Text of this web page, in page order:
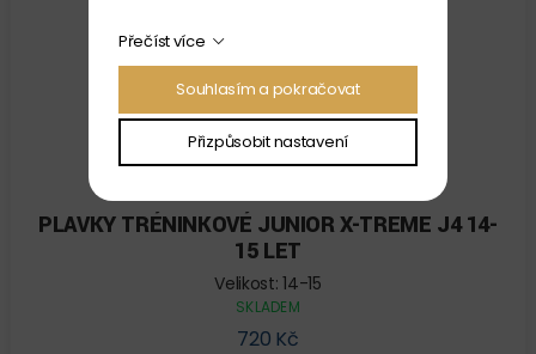
PLAVKY TRÉNINKOVÉ JUNIOR X-TREME J4 14-
15 LET
Velikost: 14-15
SKLADEM
720 Kč
Přečíst více
Souhlasím a pokračovat
Přizpůsobit nastavení